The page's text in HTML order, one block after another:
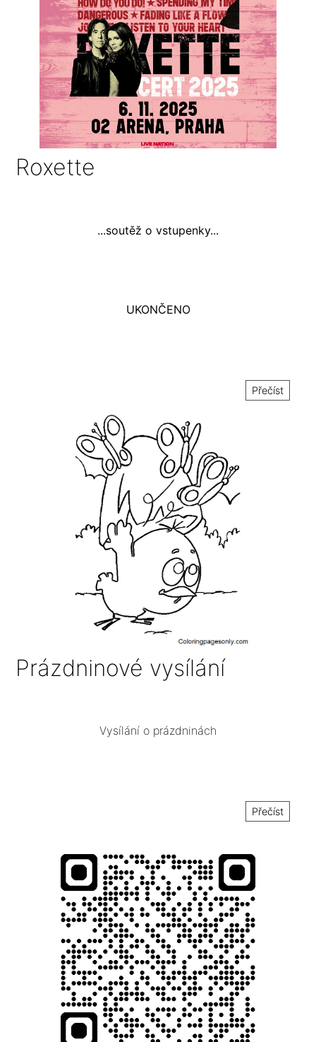
Roxette
...soutěž o vstupenky...
UKONČENO
Přečíst
Prázdninové vysílání
Vysílání o prázdninách
Přečíst